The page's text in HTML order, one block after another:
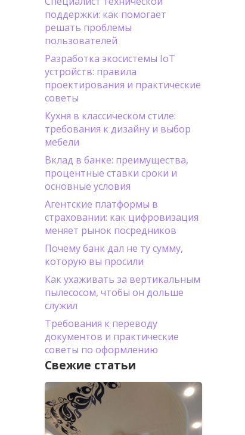
поддержки: как помогает
решать проблемы
пользователей
Разработка экосистемы IoT
устройств: правила
проектирования и практические
советы
Кухня в классическом стиле:
требования к дизайну и выбор
мебели
Вклад в банке: преимущества,
процентные ставки сроки и
основные условия
Агентские платформы в
страховании: как цифровизация
меняет рынок посредников
Почему банк дал не ту сумму,
которую вы просили
Как ухаживать за вертикальным
пылесосом, чтобы он дольше
служил
Требования к переводу
документов и практические
советы по оформлению
Свежие статьи